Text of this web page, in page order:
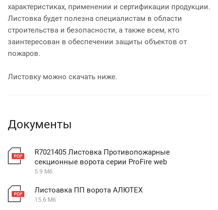
характеристиках, применении и сертификации продукции.
Листовка будет полезна специалистам в области
строительства и безопасности, а также всем, кто
заинтересован в обеспечении защиты объектов от
пожаров.
Листовку можно скачать ниже.
Документы
R7021405 Листовка Противопожарные
секционные ворота серии ProFire web
5.9 Мб
Листоавка ПП ворота АЛЮТЕХ
15.6 Мб